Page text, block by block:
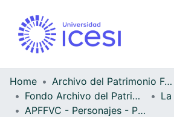
Home
Archivo del Patrimonio Fotográfico y Fílmico del Valle del Cauca
Fondo Archivo del Patrimonio Fotográfico y Fílmico del Valle del Cauca
APFFVC - Personajes - Patrimonial